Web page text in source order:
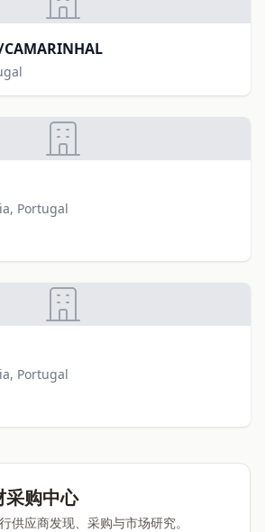
Portugal
Portugal
采购中心
供应商发现、采购与市场研究。